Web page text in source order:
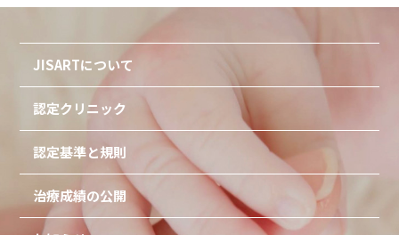
JISARTについて
認定クリニック
認定基準と規則
治療成績の公開